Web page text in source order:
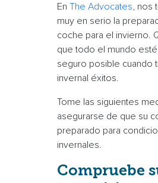
En The Advocates, nos
muy en serio la
coche para el invierno.
que todo el mundo
seguro posible cuando
invernal éxitos.
Tome las siguientes
asegurarse de que su
preparado para
invernales.
Compruebe